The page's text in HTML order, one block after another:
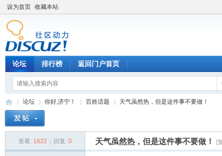
设为首页 收藏本站
论坛 排行榜 返回门户首页
论坛
›
你好,济宁！ 百姓话题
›
天气虽然热，但是这件事不要做！
查看: 1622 回复: 0 天气虽然热，但是这件事不要做！ [